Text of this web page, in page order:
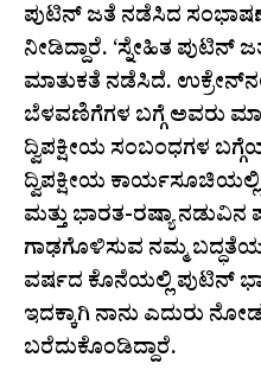
ಪುಟಿನ್‌ ಜತೆ ನಡೆಸಿದ
ನೀಡಿದ್ದಾರೆ. ‘ಸ್ನೇಹಿತ ಪುಟಿನ್‌
ಮಾತುಕತೆ ನಡೆಸಿದೆ.
ಬೆಳವಣಿಗೆಗಳ ಬಗ್ಗೆ ಅವರು
ದ್ವಿಪಕ್ಷೀಯ ಸಂಬಂಧಗಳ
ದ್ವಿಪಕ್ಷೀಯ
ಮತ್ತು ಭಾರತ-ರಷ್ಯಾ ನಡುವಿನ
ಗಾಢಗೊಳಿಸುವ ನಮ್ಮ
ವರ್ಷದ ಕೊನೆಯಲ್ಲಿ ಪುಟಿನ್
ಇದಕ್ಕಾಗಿ ನಾನು ಎದುರು
ಬರೆದುಕೊಂಡಿದ್ದಾರೆ.